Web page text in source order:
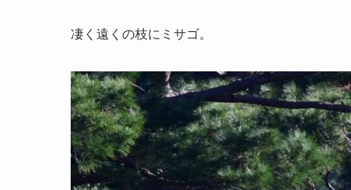
凄く遠くの枝にミサゴ。